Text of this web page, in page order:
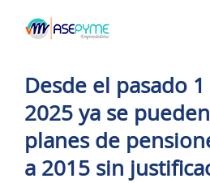
Desde el pasado
2025 ya se
planes de
a 2015 sin